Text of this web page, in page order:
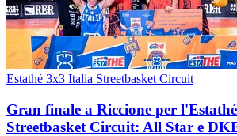
Estathé 3x3 Italia Streetbasket Circuit
Gran finale a Riccione per
Streetbasket Circuit: All Star e